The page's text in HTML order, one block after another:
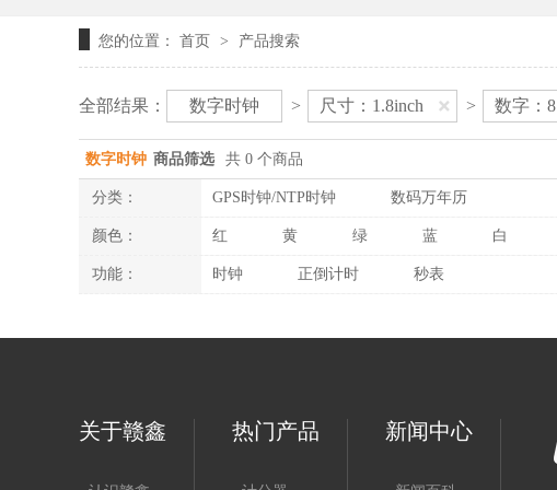
您的位置： 首页 > 产品搜索
全部结果： 数字时钟 > 尺寸：1.8inch > 数字：8
数字时钟 商品筛选 共 0 个商品
分类： GPS时钟/NTP时钟 数码万年历
颜色： 红 黄 绿 蓝 白
功能： 时钟 正倒计时 秒表
关于赣鑫 热门产品 新闻中心